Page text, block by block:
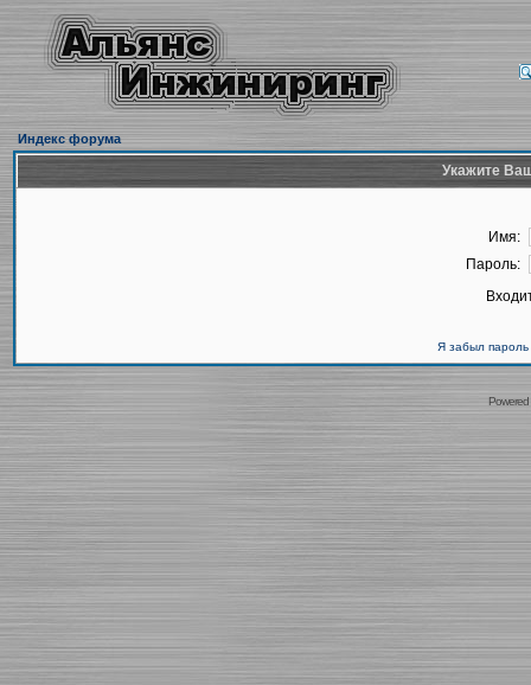
Индекс форума
Укажите
Имя:
Пароль:
Я забыл пароль